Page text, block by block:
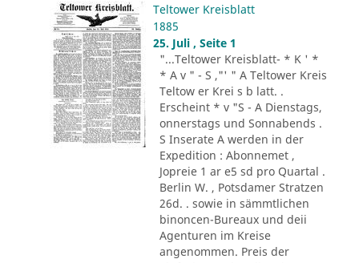
Teltower Kreisblatt
1885
25. Juli , Seite 1
"...Teltower Kreisblatt- * K ' *
* A v " - S ,"' " A Teltower Kreis
Teltow er Krei s b latt. .
Erscheint * v "S - A Dienstags,
onnerstags und Sonnabends .
S Inserate A werden in der
Expedition : Abonnemet ,
Jopreie 1 ar e5 sd pro Quartal .
Berlin W. , Potsdamer Stratzen
26d. . sowie in sämmtlichen
binoncen-Bureaux und deii
Agenturen im Kreise
angenommen. Preis der